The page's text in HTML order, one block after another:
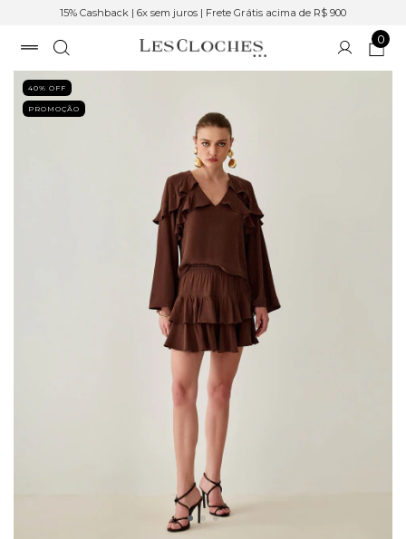
15% Cashback | 6x sem juros | Frete Grátis acima de R$ 900
0
40% OFF
PROMOÇÃO